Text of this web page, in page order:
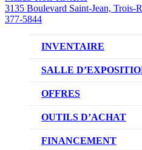
3135 Boulevard Saint-Jean, Trois-
377-5844
INVENTAIRE
VÉHICULES
VÉHICULES
SALLE
OFFRES
OFFRES DU
OUTILS D’ACHAT
CONFIGUREZ
FINANCEMENT